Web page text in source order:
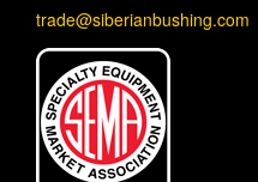
trade@siberianbushing.com